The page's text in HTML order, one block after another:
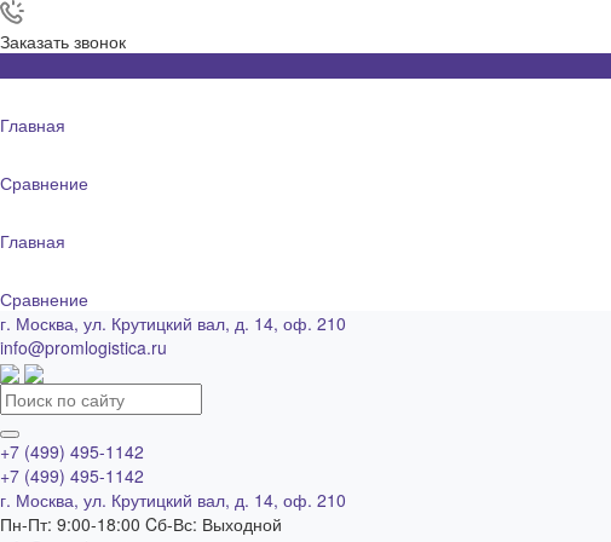
Заказать звонок
Главная
Сравнение
Главная
Сравнение
г. Москва, ул. Крутицкий вал, д. 14, оф. 210
info@promlogistica.ru
+7 (499) 495-1142
+7 (499) 495-1142
г. Москва, ул. Крутицкий вал, д. 14, оф. 210
Пн-Пт: 9:00-18:00 Cб-Вс: Выходной